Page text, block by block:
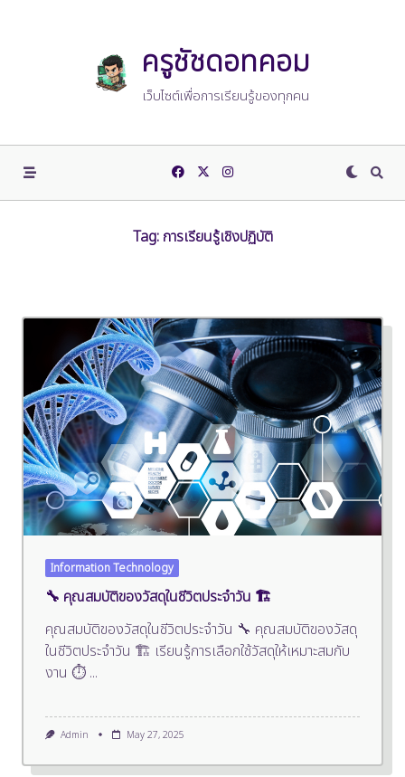
ครูชัชดอทคอม
เว็บไซต์เพื่อการเรียนรู้ของทุกคน
Tag: การเรียนรู้เชิงปฏิบัติ
Information Technology
🔧 คุณสมบัติของวัสดุในชีวิตประจำวัน 🏗️
คุณสมบัติของวัสดุในชีวิตประจำวัน 🔧 คุณสมบัติของวัสดุ
ในชีวิตประจำวัน 🏗️ เรียนรู้การเลือกใช้วัสดุให้เหมาะสมกับ
งาน ⏱️ ...
Admin May 27, 2025